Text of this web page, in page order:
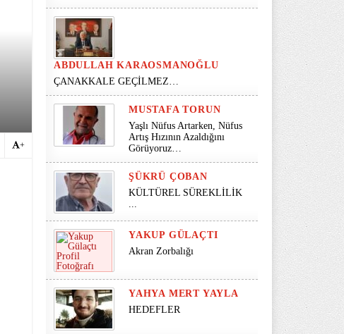
+
ABDULLAH KARAOSMANOĞLU
ÇANAKKALE GEÇİLMEZ…
MUSTAFA TORUN
Yaşlı Nüfus Artarken, Nüfus
Artış Hızının Azaldığını
Görüyoruz…
ŞÜKRÜ ÇOBAN
KÜLTÜREL SÜREKLİLİK
...
YAKUP GÜLAÇTI
Akran Zorbalığı
YAHYA MERT YAYLA
HEDEFLER